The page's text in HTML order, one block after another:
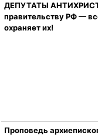
ДЕПУТАТЫ
правительству РФ —
охраняет их!
Проповедь